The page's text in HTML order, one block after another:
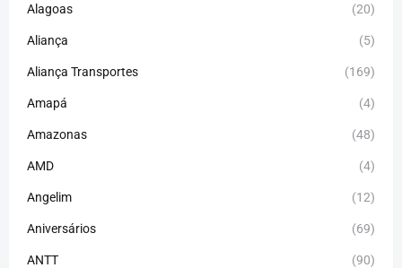
Alagoas (20)
Aliança (5)
Aliança Transportes (169)
Amapá (4)
Amazonas (48)
AMD (4)
Angelim (12)
Aniversários (69)
ANTT (90)